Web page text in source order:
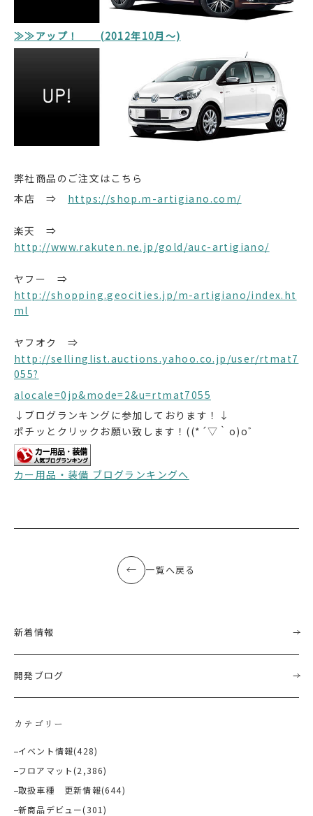
≫≫アップ！ (2012年10月～)
弊社商品のご注文はこちら
本店 ⇒ https://shop.m-artigiano.com/
楽天 ⇒
http://www.rakuten.ne.jp/gold/auc-artigiano/
ヤフー ⇒
http://shopping.geocities.jp/m-artigiano/index.ht
ml
ヤフオク ⇒
http://sellinglist.auctions.yahoo.co.jp/user/rtmat7
055?
alocale=0jp&mode=2&u=rtmat7055
↓ブログランキングに参加しております！↓
ポチッとクリックお願い致します！((*´▽｀o)o゛
カー用品・装備 ブログランキングへ
一覧へ戻る
新着情報
開発ブログ
カテゴリー
イベント情報(428)
フロアマット (2,386)
取扱車種 更新情報(644)
新商品デビュー(301)